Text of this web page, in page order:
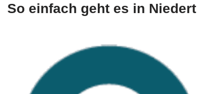
So einfach geht es in Niedert